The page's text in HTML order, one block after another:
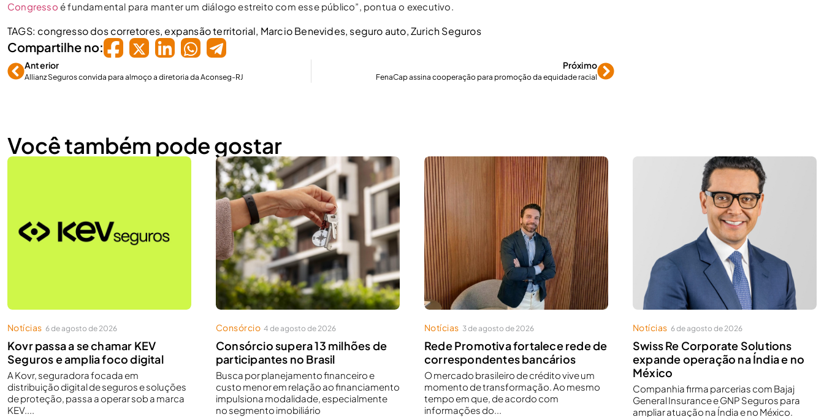
Congresso é fundamental para manter um diálogo estreito com esse público”, pontua o executivo.
TAGS: congresso dos corretores,expansão territorial, Marcio Benevides, seguro auto,Zurich Seguros
Compartilhe no:
Anterior
Allianz Seguros convida para almoço a diretoria da Aconseg-RJ
Próximo
FenaCap assina cooperação para promoção da equidade racial
Você também pode gostar
Notícias 6 de agosto de 2026
Kovr passa a se chamar KEV
Seguros e amplia foco digital
A Kovr, seguradora focada em
distribuição digital de seguros e soluções
de proteção, passa a operar sob a marca
KEV....
Consórcio 4 de agosto de 2026
Consórcio supera 13 milhões de
participantes no Brasil
Busca por planejamento financeiro e
custo menor em relação ao financiamento
impulsiona modalidade, especialmente
no segmento imobiliário
Notícias 3 de agosto de 2026
Rede Promotiva fortalece rede de
correspondentes bancários
O mercado brasileiro de crédito vive um
momento de transformação. Ao mesmo
tempo em que, de acordo com
informações do...
Notícias 6 de agosto de 2026
Swiss Re Corporate Solutions
expande operação na Índia e no
México
Companhia firma parcerias com Bajaj
General Insurance e GNP Seguros para
ampliar atuação na Índia e no México.